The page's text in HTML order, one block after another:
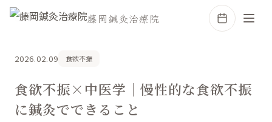
藤岡鍼灸治療院
ホーム コラム
2026.02.09 食欲不振
食欲不振×中医学│慢性的な食欲不振
に鍼灸でできること